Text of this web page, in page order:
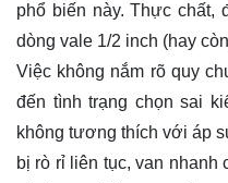
phổ biến này. Thực chất,
dòng vale 1/2 inch (hay
Việc không nắm rõ quy
đến tình trạng chọn sai
không tương thích với áp
bị rò rỉ liên tục, van nhanh